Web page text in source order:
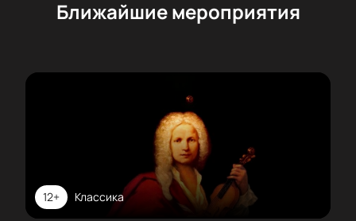
Ближайшие мероприятия
Классика
12+